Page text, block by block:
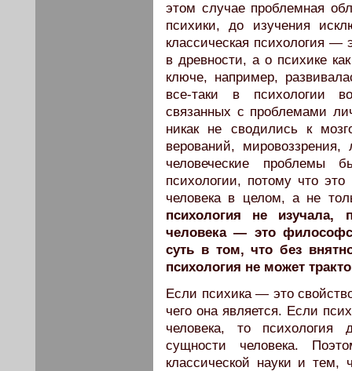
этом случае проблемная
психики, до изучения
классическая психология —
в древности, а о психике
ключе, например,
все-таки в психологии
связанных с проблемами
никак не сводились к
верований,
человеческие проблемы
психологии, потому что
человека в целом, а не
психология не изучала,
человека — это
суть в том, что без
психология не может
Если психика — это
чего она является. Если
человека, то психология
сущности человека.
классической науки и